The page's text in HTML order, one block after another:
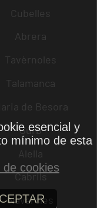
Cubelles
Abrera
Tavèrnoles
Talamanca
de Besora
Gurb
Alella
Cabrils
Navarcles
esencial y
mínimo de esta
cookies